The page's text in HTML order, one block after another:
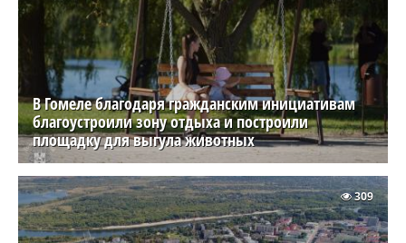
В Гомеле благодаря гражданским инициативам
благоустроили зону отдыха и построили
площадку для выгула животных
309